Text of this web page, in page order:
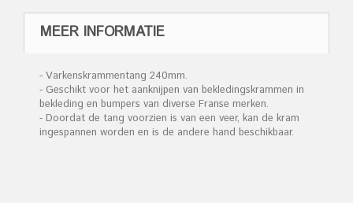
MEER INFORMATIE
- Varkenskrammentang 240mm.
- Geschikt voor het aanknijpen van bekledingskrammen in
bekleding en bumpers van diverse Franse merken.
- Doordat de tang voorzien is van een veer, kan de kram
ingespannen worden en is de andere hand beschikbaar.